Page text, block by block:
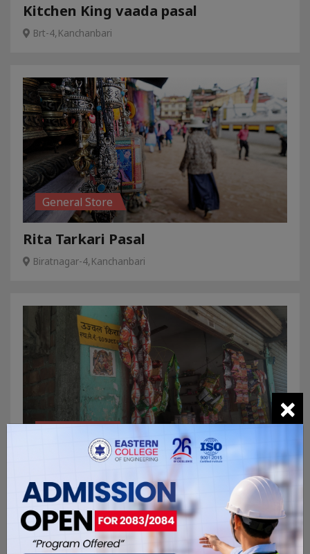
Kitchen King vaada pasal
Brt-4,Kanchanbari
General Store
Rita Tarkari Pasal
Biratnagar-4,Kanchanbari
Ujwal Kirana
Katahari 56613
×